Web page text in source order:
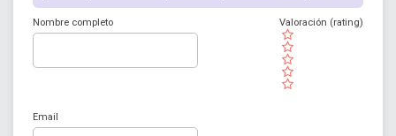
Nombre completo
( )
( )
( )
( )
( )
Valoración (rating)
Email